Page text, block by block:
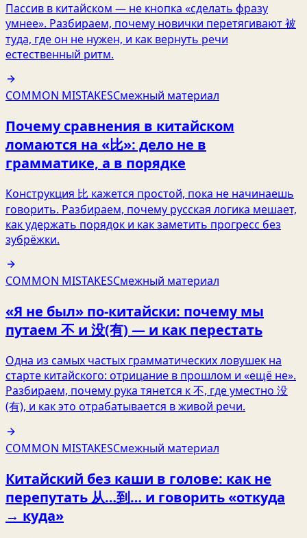
Пассив в китайском — не кнопка «сделать фразу
умнее». Разбираем, почему новички перетягивают 被
туда, где он не нужен, и как вернуть речи
естественный ритм.
COMMON MISTAKESСмежный материал
Почему сравнения в китайском
ломаются на «比»: дело не в
грамматике, а в порядке
Конструкция 比 кажется простой, пока не начинаешь
говорить. Разбираем, почему русская логика мешает,
как удержать порядок и как заметить прогресс без
зубрёжки.
COMMON MISTAKESСмежный материал
«Я не был» по-китайски: почему мы
путаем 不 и 没(有) — и как перестать
Одна из самых частых грамматических ловушек на
старте китайского: отрицание в прошлом и «ещё не».
Разбираем, почему рука тянется к 不, где уместно 没
(有), и как это отрабатывается в живой речи.
COMMON MISTAKESСмежный материал
Китайский без каши в голове: как не
перепутать 从…到… и говорить «откуда
→ куда»